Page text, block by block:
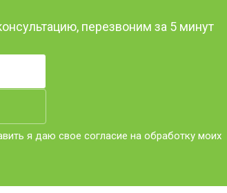
перезвоним за 5 минут
я даю свое согласие на обработку моих